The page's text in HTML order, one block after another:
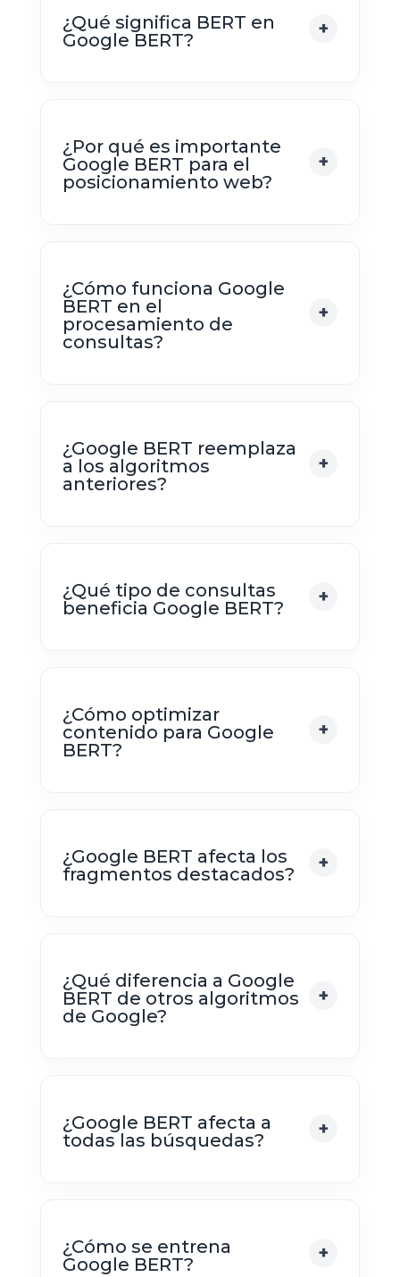
¿Qué significa BERT en
Google BERT?
¿Por qué es importante
Google BERT para el
posicionamiento web?
¿Cómo funciona Google
BERT en el
procesamiento de
consultas?
¿Google BERT reemplaza
a los algoritmos
anteriores?
¿Qué tipo de consultas
beneficia Google BERT?
¿Cómo optimizar
contenido para Google
BERT?
¿Google BERT afecta los
fragmentos destacados?
¿Qué diferencia a Google
BERT de otros algoritmos
de Google?
¿Google BERT afecta a
todas las búsquedas?
¿Cómo se entrena
Google BERT?